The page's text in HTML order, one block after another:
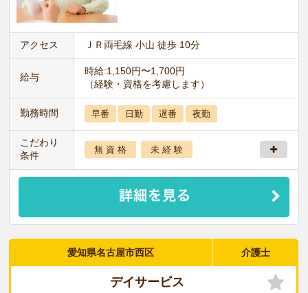
アクセス ＪＲ両毛線 小山 徒歩 10分
給与
時給:1,150円〜1,700円
（経験・資格を考慮します）
勤務時間 早番 日勤 遅番 夜勤
こだわり
条件
無 資 格 未 経 験
愛知県名古屋市西区 介護士
デイサービス